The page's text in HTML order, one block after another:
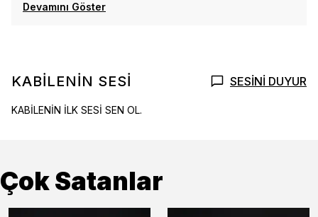
Devamını Göster
KABİLENİN SESİ SESİNİ DUYUR
KABİLENİN İLK SESİ SEN OL.
Çok Satanlar